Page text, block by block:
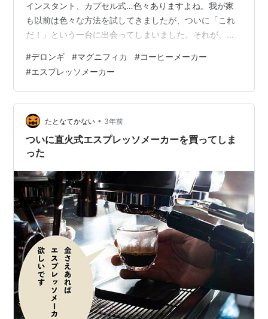
インスタント、カプセル式…色々ありますよね。我が家
も以前は色々な方法を試してきましたが、ついに「これ
だ！」という一台に出会ってしまいました。それが、今
ィカSです！ 我が家では、妻がもう完全にこのデロンギ
マグニフィカSに「依存」しています（笑）。朝起きてま
ずキッチンに向かい、マグニフィカSのスイッチを入れる
のが日課。そのくらい、私たちの生活に欠かせない存在
になっています。 なぜマグニフィカSなのか？その魅力
に迫る！ 1. 誰でもバリスタ！…
#デロンギ #マグニフィカ #コーヒーメーカー
#エスプレッソメーカー
たとなてかない • 3年前
ついに直火式エスプレッソメーカーを買ってしま
った